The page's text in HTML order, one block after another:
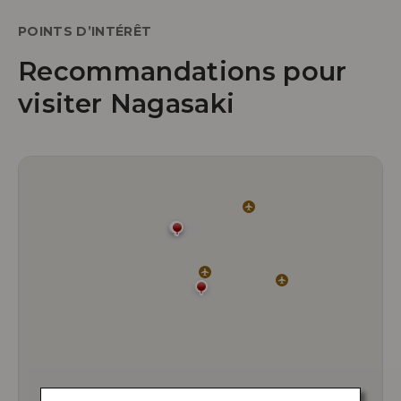
POINTS D’INTÉRÊT
Recommandations pour
visiter Nagasaki